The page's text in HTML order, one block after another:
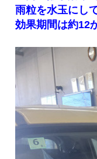
雨粒を水玉にし
効果期間は約12